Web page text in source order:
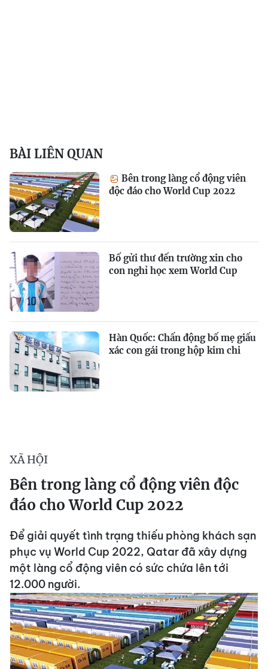
BÀI LIÊN QUAN
Bên trong làng cổ động viên
độc đáo cho World Cup 2022
Bố gửi thư đến trường xin cho
con nghỉ học xem World Cup
Hàn Quốc: Chấn động bố mẹ giấu
xác con gái trong hộp kim chi
XÃ HỘI
Bên trong làng cổ động viên độc
đáo cho World Cup 2022
Để giải quyết tình trạng thiếu phòng khách sạn
phục vụ World Cup 2022, Qatar đã xây dựng
một làng cổ động viên có sức chứa lên tới
12.000 người.